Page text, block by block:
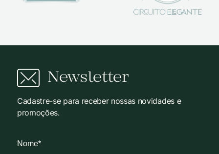
Newsletter
Cadastre-se para receber nossas novidades e
promoções.